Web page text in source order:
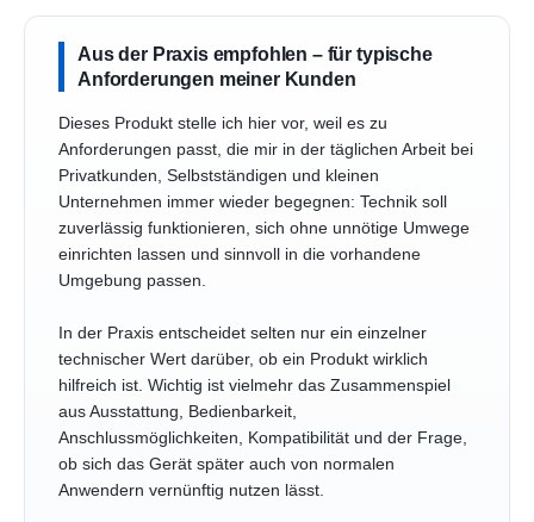
Aus der Praxis empfohlen – für typische
Anforderungen meiner Kunden
Dieses Produkt stelle ich hier vor, weil es zu
Anforderungen passt, die mir in der täglichen Arbeit bei
Privatkunden, Selbstständigen und kleinen
Unternehmen immer wieder begegnen: Technik soll
zuverlässig funktionieren, sich ohne unnötige Umwege
einrichten lassen und sinnvoll in die vorhandene
Umgebung passen.
In der Praxis entscheidet selten nur ein einzelner
technischer Wert darüber, ob ein Produkt wirklich
hilfreich ist. Wichtig ist vielmehr das Zusammenspiel
aus Ausstattung, Bedienbarkeit,
Anschlussmöglichkeiten, Kompatibilität und der Frage,
ob sich das Gerät später auch von normalen
Anwendern vernünftig nutzen lässt.